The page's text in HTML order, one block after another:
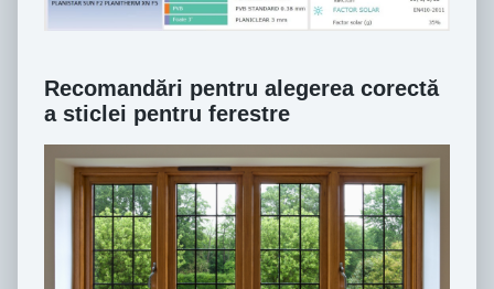
Recomandări pentru alegerea corectă
a sticlei pentru ferestre